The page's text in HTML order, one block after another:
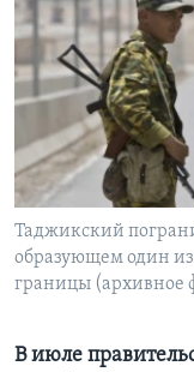
Learning English
СОЦИАЛЬНЫЕ СЕТИ
Таджикский
образующем один
границы (архивное
В июле